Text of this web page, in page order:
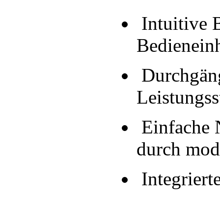
Intuitive
Einfache
durch